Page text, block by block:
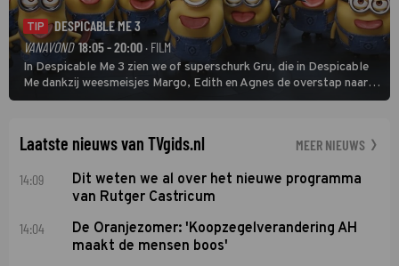
TIP
DESPICABLE ME 3
VANAVOND 18:05 - 20:00· FILM
In Despicable Me 3 zien we of superschurk Gru, die in Despicable
Me dankzij weesmeisjes Margo, Edith en Agnes de overstap naar
het rechte pad maakte, ook op dat pad weet te blijven.
Laatste nieuws van TVgids.nl MEER NIEUWS
14:09
Dit weten we al over het nieuwe programma
van Rutger Castricum
14:04
De Oranjezomer: 'Koopzegelverandering AH
maakt de mensen boos'